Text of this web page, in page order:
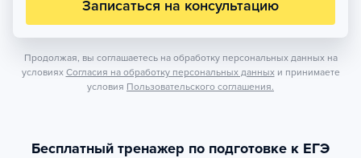
Записаться на консультацию
Продолжая, вы соглашаетесь на обработку персональных данных на
условиях Согласия на обработку персональных данных и принимаете
условия Пользовательского соглашения.
Бесплатный тренажер по подготовке к ЕГЭ